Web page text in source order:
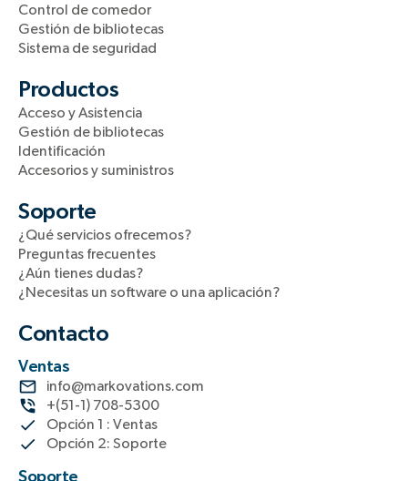
Control de comedor
Gestión de bibliotecas
Sistema de seguridad
Productos
Acceso y Asistencia
Gestión de bibliotecas
Identificación
Accesorios y suministros
Soporte
¿Qué servicios ofrecemos?
Preguntas frecuentes
¿Aún tienes dudas?
¿Necesitas un software o una aplicación?
Contacto
Ventas
info@markovations.com
+(51-1) 708-5300
Opción 1 : Ventas
Opción 2: Soporte
Soporte